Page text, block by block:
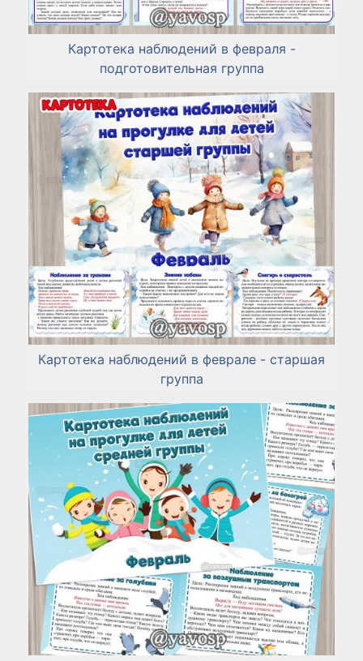
Картотека наблюдений в февраля -
подготовительная группа
Картотека наблюдений в феврале - старшая
группа